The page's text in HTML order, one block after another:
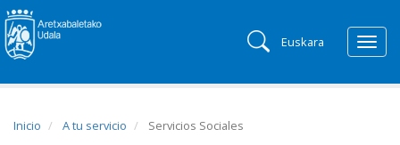
Euskara
Inicio A tu servicio Servicios Sociales